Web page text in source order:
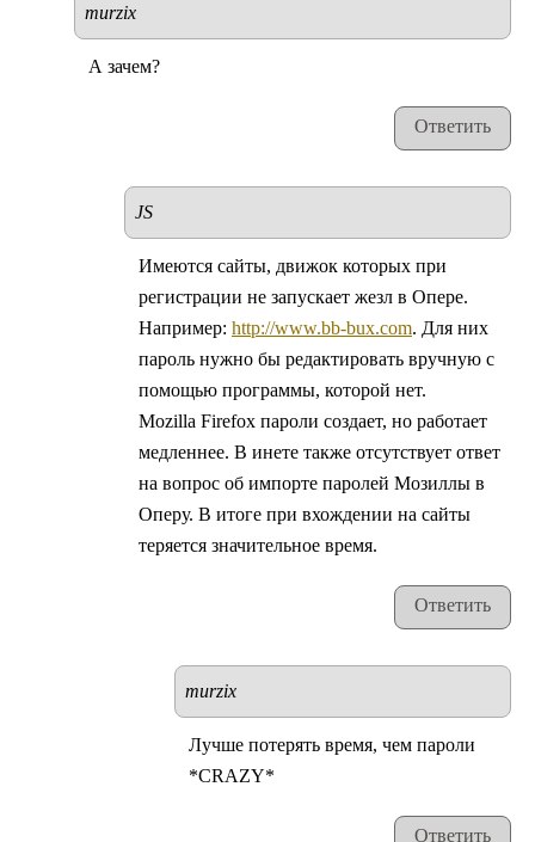
murzix
А зачем?
Ответить
JS
Имеются сайты, движок которых при
регистрации не запускает жезл в Опере.
Например: http://www.bb-bux.com. Для них
пароль нужно бы редактировать вручную с
помощью программы, которой нет.
Mozilla Firefox пароли создает, но работает
медленнее. В инете также отсутствует ответ
на вопрос об импорте паролей Мозиллы в
Оперу. В итоге при вхождении на сайты
теряется значительное время.
Ответить
murzix
Лучше потерять время, чем пароли
*CRAZY*
Ответить